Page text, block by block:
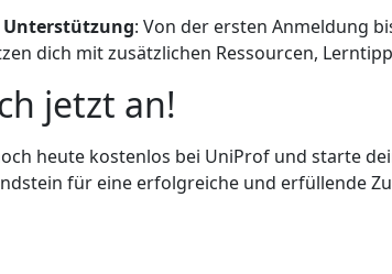
Unterstützung: Von der ersten Anmeldung
dich mit zusätzlichen Ressourcen,
jetzt an!
heute kostenlos bei UniProf und starte
für eine erfolgreiche und erfüllende